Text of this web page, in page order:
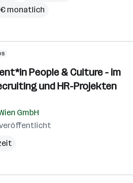
€ monatlich
People & Culture - im
und HR-Projekten
GmbH
veröffentlicht